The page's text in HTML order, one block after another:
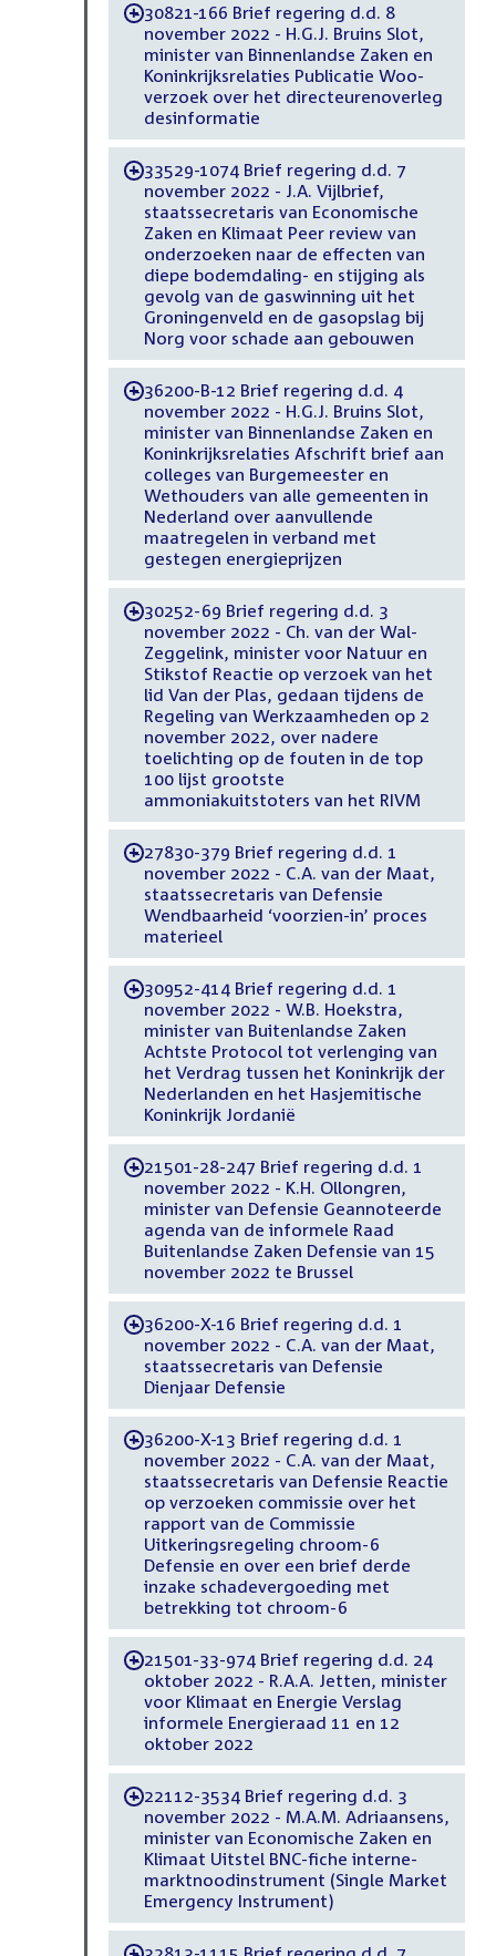
-30821-166 Brief regering d.d. 8
november 2022 - H.G.J. Bruins Slot,
minister van Binnenlandse Zaken en
Koninkrijksrelaties Publicatie Woo-
verzoek over het directeurenoverleg
desinformatie
-33529-1074 Brief regering d.d. 7
november 2022 - J.A. Vijlbrief,
staatssecretaris van Economische
Zaken en Klimaat Peer review van
onderzoeken naar de effecten van
diepe bodemdaling- en stijging als
gevolg van de gaswinning uit het
Groningenveld en de gasopslag bij
Norg voor schade aan gebouwen
-36200-B-12 Brief regering d.d. 4
november 2022 - H.G.J. Bruins Slot,
minister van Binnenlandse Zaken en
Koninkrijksrelaties Afschrift brief aan
colleges van Burgemeester en
Wethouders van alle gemeenten in
Nederland over aanvullende
maatregelen in verband met
gestegen energieprijzen
-30252-69 Brief regering d.d. 3
november 2022 - Ch. van der Wal-
Zeggelink, minister voor Natuur en
Stikstof Reactie op verzoek van het
lid Van der Plas, gedaan tijdens de
Regeling van Werkzaamheden op 2
november 2022, over nadere
toelichting op de fouten in de top
100 lijst grootste
ammoniakuitstoters van het RIVM
-27830-379 Brief regering d.d. 1
november 2022 - C.A. van der Maat,
staatssecretaris van Defensie
Wendbaarheid ‘voorzien-in’ proces
materieel
-30952-414 Brief regering d.d. 1
november 2022 - W.B. Hoekstra,
minister van Buitenlandse Zaken
Achtste Protocol tot verlenging van
het Verdrag tussen het Koninkrijk der
Nederlanden en het Hasjemitische
Koninkrijk Jordanië
-21501-28-247 Brief regering d.d. 1
november 2022 - K.H. Ollongren,
minister van Defensie Geannoteerde
agenda van de informele Raad
Buitenlandse Zaken Defensie van 15
november 2022 te Brussel
-36200-X-16 Brief regering d.d. 1
november 2022 - C.A. van der Maat,
staatssecretaris van Defensie
Dienjaar Defensie
-36200-X-13 Brief regering d.d. 1
november 2022 - C.A. van der Maat,
staatssecretaris van Defensie Reactie
op verzoeken commissie over het
rapport van de Commissie
Uitkeringsregeling chroom-6
Defensie en over een brief derde
inzake schadevergoeding met
betrekking tot chroom-6
-21501-33-974 Brief regering d.d. 24
oktober 2022 - R.A.A. Jetten, minister
voor Klimaat en Energie Verslag
informele Energieraad 11 en 12
oktober 2022
-22112-3534 Brief regering d.d. 3
november 2022 - M.A.M. Adriaansens,
minister van Economische Zaken en
Klimaat Uitstel BNC-fiche interne-
marktnoodinstrument (Single Market
Emergency Instrument)